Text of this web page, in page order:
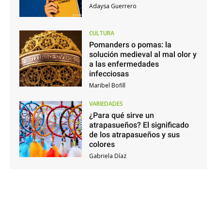
Adaysa Guerrero
CULTURA
Pomanders o pomas: la
solución medieval al mal olor y
a las enfermedades
infecciosas
Maribel Bofill
VARIEDADES
¿Para qué sirve un
atrapasueños? El significado
de los atrapasueños y sus
colores
Gabriela Díaz